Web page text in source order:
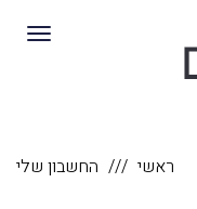
ראשי החשבון שלי